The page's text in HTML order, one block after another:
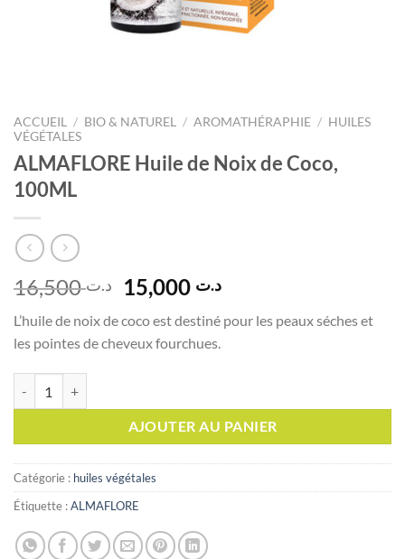
ACCUEIL / BIO & NATUREL / AROMATHÉRAPHIE / HUILES
VÉGÉTALES
ALMAFLORE Huile de Noix de Coco,
100ML
د.ت16,500
Le
prix
initial
était :
د.تLe
actuel
L’huile de noix de coco est destiné pour les peaux séches et
les pointes de cheveux fourchues.
AJOUTER AU PANIER
Catégorie : huiles végétales
Étiquette :ALMAFLORE